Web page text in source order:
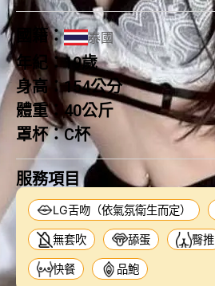
國籍： 泰國
年紀：19歲
身高：154公分
體重：40公斤
罩杯：C杯
服務項目
LG舌吻（依氣氛衛生而定）
無套吹 舔蛋 臀推
快餐 品鮑